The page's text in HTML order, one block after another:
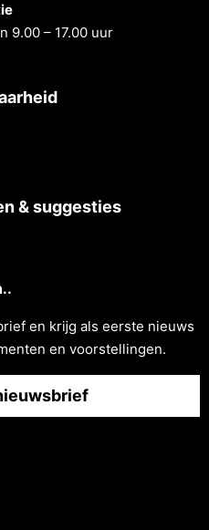
9.00 – 17.00 uur
& suggesties
en krĳg als eerste nieuws
en voorstellingen.